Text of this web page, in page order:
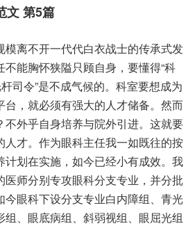
文 第5篇
模离不开一代代白衣战士的传承式发
能胸怀狭隘只顾自身，要懂得“科
司令”是不成气候的。科室要想成为
台，就必须有强大的人才储备。然而
不外乎自身培养与院外引进。这就要
人才。作为眼科主任我一如既往的按
计划在实施，如今已经小有成效。我
医师分别专攻眼科分支专业，并分批
今眼科下设分支专业白内障组、青光
组、眼底病组、斜弱视组、眼屈光组